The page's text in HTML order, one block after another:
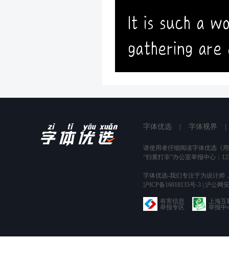
It is such a
gathering
字体优选 字体视界
请使用者仔细阅读字体优选 《
“扫黄打非”办公室举报中心：
字体优选-我们专注于为设计师
沪ICP备16018135号-3 | 沪公网
有害信息
举报专区
上海
举报中